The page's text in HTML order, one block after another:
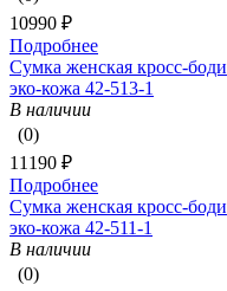
10990 ₽
Подробнее
Сумка женская кросс-боди
эко-кожа 42-513-1
В наличии
(0)
11190 ₽
Подробнее
Сумка женская кросс-боди
эко-кожа 42-511-1
В наличии
(0)